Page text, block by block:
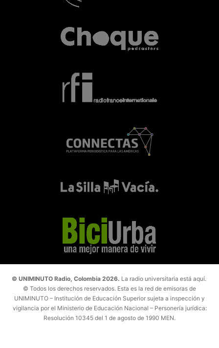
© UNIMINUTO Radio, Colombia 2026. La radio universitaria está aquí.
© Todos los derechos reservados. Esta es la red de emisoras de
UNIMINUTO – Institución de Educación Superior sujeta a inspección y
vigilancia por el Ministerio de Educación Nacional – Personería jurídica:
Resolución 10345 del 1 de agosto de 1990 MEN.